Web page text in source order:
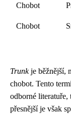
Chobot
Chobot
Trunkje běžnější,
chobot. Tento
odborné
přesnější je však